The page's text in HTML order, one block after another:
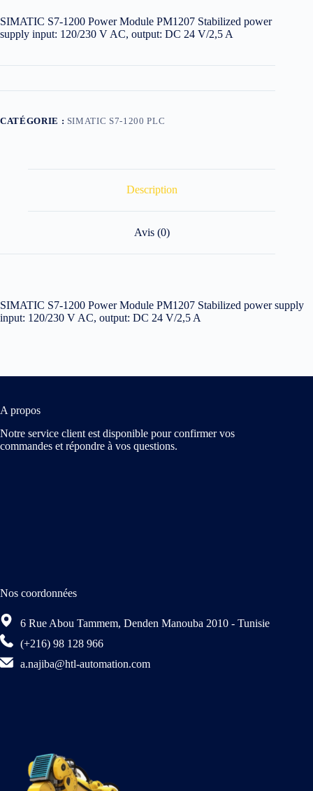
SIMATIC S7-1200 Power Module PM1207 Stabilized power
supply input: 120/230 V AC, output: DC 24 V/2,5 A
CATÉGORIE : SIMATIC S7-1200 PLC
Description
Avis (0)
SIMATIC S7-1200 Power Module PM1207 Stabilized power supply
input: 120/230 V AC, output: DC 24 V/2,5 A
A propos
Notre service client est disponible pour confirmer vos
commandes et répondre à vos questions.
Nos coordonnées
6 Rue Abou Tammem, Denden Manouba 2010 - Tunisie
(+216) 98 128 966
a.najiba@htl-automation.com